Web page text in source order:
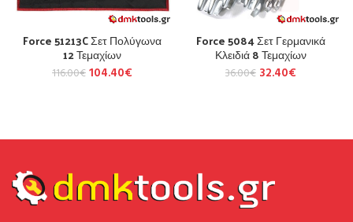
Force 51213C Σετ Πολύγωνα
12 Τεμαχίων
116.00€104.40€
Force 5084 Σετ Γερμανικά
Κλειδιά 8 Τεμαχίων
36.00€ 32.40€